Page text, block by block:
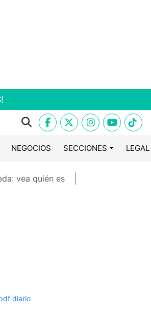
NEGOCIOS SECCIONES LEGAL
vea quién es